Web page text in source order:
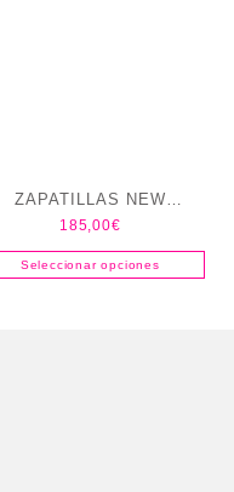
ZAPATILLAS NEW
BALANCE 1080 MUJER
185,00€
Seleccionar opciones